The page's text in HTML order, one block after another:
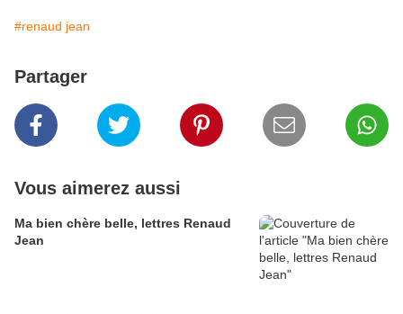
#renaud jean
Partager
Vous aimerez aussi
Ma bien chère belle, lettres Renaud
Jean